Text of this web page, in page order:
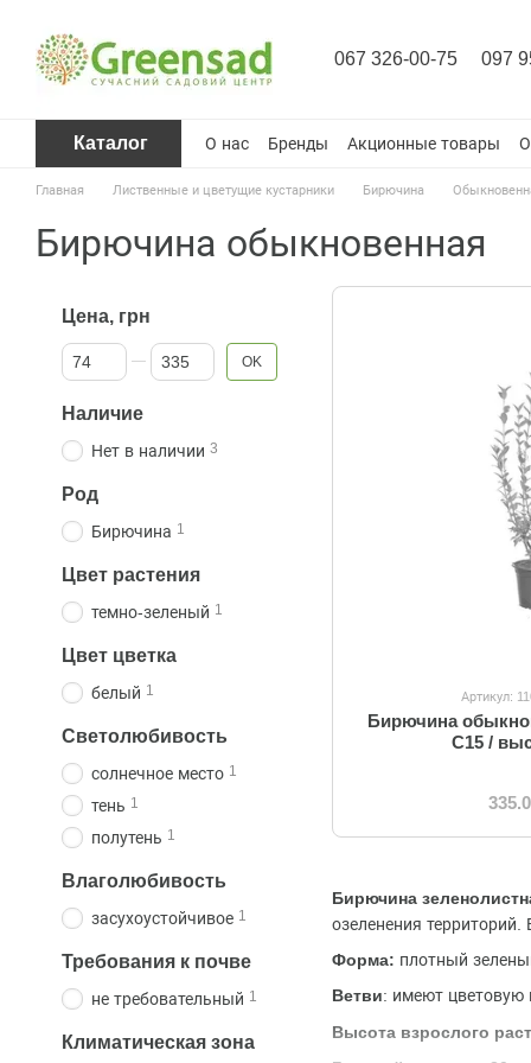
067 326-00-75 097
Каталог О нас Бренды Акционные товары
Главная Лиственные и цветущие кустарники Бирючина
Бирючина обыкновенная
Бирючина
озеленения
Форма: плотный
Ветви: имеют цветовую
Высота взрослого
Артикул:
Бирючина
C15 /
Цена, грн
От Цена, грн
До Цена, грн OK
Наличие
Нет в наличии 3
Род
Бирючина 1
Цвет растения
темно-зеленый 1
Цвет цветка
белый 1
Светолюбивость
солнечное место 1
тень 1
полутень 1
Влаголюбивость
засухоустойчивое 1
Требования к почве
не требовательный 1
Климатическая зона